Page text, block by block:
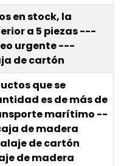
en stock, la
a 5 piezas ---
urgente ---
de cartón
que se
es de más de
marítimo --
de madera
de cartón
de madera